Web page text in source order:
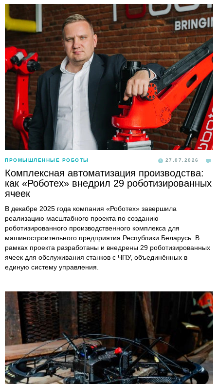
ПРОМЫШЛЕННЫЕ РОБОТЫ 27.07.2026
Комплексная автоматизация производства:
как «Роботех» внедрил 29 роботизированных
ячеек
В декабре 2025 года компания «Роботех» завершила
реализацию масштабного проекта по созданию
роботизированного производственного комплекса для
машиностроительного предприятия Республики Беларусь. В
рамках проекта разработаны и внедрены 29 роботизированных
ячеек для обслуживания станков с ЧПУ, объединённых в
единую систему управления.